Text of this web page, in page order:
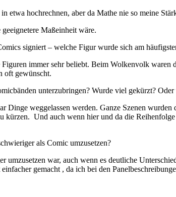
etwa hochrechnen, aber da Mathe nie so meine
Maßeinheit wäre.
signiert – welche Figur wurde sich am
immer sehr beliebt. Beim Wolkenvolk waren
oft gewünscht.
unterzubringen? Wurde viel gekürzt?
Dinge weggelassen werden. Ganze Szenen
kürzen. Und auch wenn hier und da die
als Comic umzusetzen?
umzusetzen war, auch wenn es deutliche
gemacht , da ich bei den